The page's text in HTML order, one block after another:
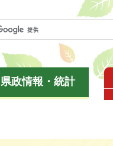
県政情報・統計